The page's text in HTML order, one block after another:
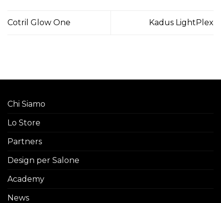
Cotril Glow One Kadus LightPlex
Chi Siamo
Lo Store
Partners
Design per Salone
Academy
News